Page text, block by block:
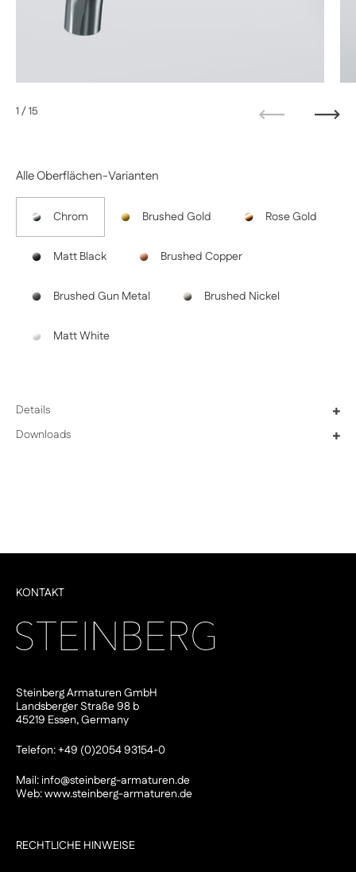
Alle Oberflächen-Varianten
Chrom Brushed Gold Rose Gold
Matt Black Brushed Copper
Brushed Gun Metal Brushed Nickel
Matt White
Details +
Downloads +
1/ 15
KONTAKT
Steinberg Armaturen GmbH
Landsberger Straße 98 b
45219 Essen, Germany
Telefon: +49 (0)2054 93154-0
Mail:info@steinberg-armaturen.de
Web:www.steinberg-armaturen.de
RECHTLICHE HINWEISE